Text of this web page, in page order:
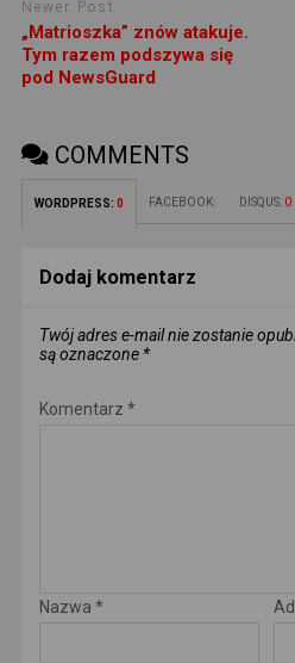
Newer Post
„Matrioszka” znów atakuje.
Tym razem podszywa się
pod NewsGuard
COMMENTS
WORDPRESS: 0 FACEBOOK: DISQUS: 0
Dodaj komentarz
Twój adres e-mail nie zostanie
są oznaczone *
Komentarz *
Nazwa *